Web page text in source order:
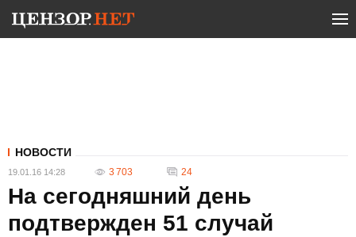
НОВОСТИ
19.01.16 14:28 3 703 24
На сегодняшний день
подтвержден 51 случай